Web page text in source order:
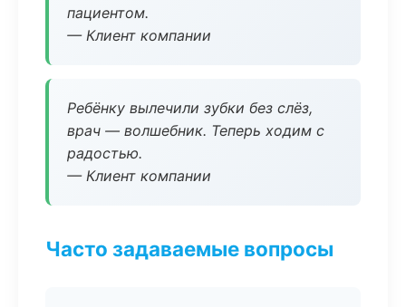
пациентом.
— Клиент компании
Ребёнку вылечили зубки без слёз,
врач — волшебник. Теперь ходим с
радостью.
— Клиент компании
Часто задаваемые вопросы